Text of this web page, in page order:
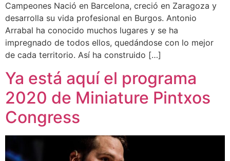
Campeones Nació en Barcelona, creció en Zaragoza y
desarrolla su vida profesional en Burgos. Antonio
Arrabal ha conocido muchos lugares y se ha
impregnado de todos ellos, quedándose con lo mejor
de cada territorio. Así ha construido […]
Ya está aquí el programa
2020 de Miniature Pintxos
Congress